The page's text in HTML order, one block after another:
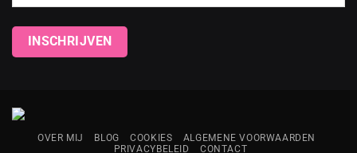
OVER MIJ BLOG COOKIES
ALGEMENE VOORWAARDEN
PRIVACYBELEID
CONTACT